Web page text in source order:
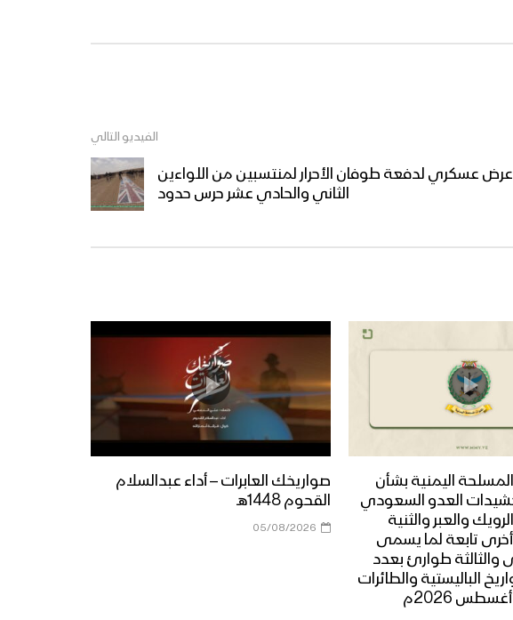
الفيديو التالي
عسكري لدفعة طوفان الأحرار لمنتسبين من اللواءين
الثاني والحادي عشر حرس حدود
اليمنية بشأن
العدو السعودي
والعبر والثنية
تابعة لما يسمى
والثالثة طوارئ بعدد
الباليستية والطائرات
صواريخك العابرات – أداء عبدالسلام
القحوم 1448هـ
05/08/2026